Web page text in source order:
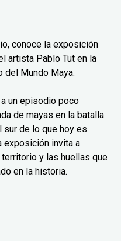
conoce la exposición
artista Pablo Tut en la
del Mundo Maya.
un episodio poco
de mayas en la batalla
sur de lo que hoy es
exposición invita a
y las huellas que
en la historia.